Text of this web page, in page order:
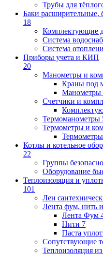
Трубы для
Баки расширительные,
18
Комплектующие
Система
Система
Приборы учета и КИП
20
Манометры и
Краны под
Манометры
Счетчики и
Термоманометры
Термометры и
Котлы и котельное
22
Группы
Оборудование
Теплоизоляция и
101
Лен
Лента фум, нить
Лента Фум
Нити 7
Паста
Сопутствующие
Теплоизоляция